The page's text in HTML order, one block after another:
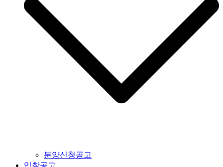
분양신청공고
입찰공고